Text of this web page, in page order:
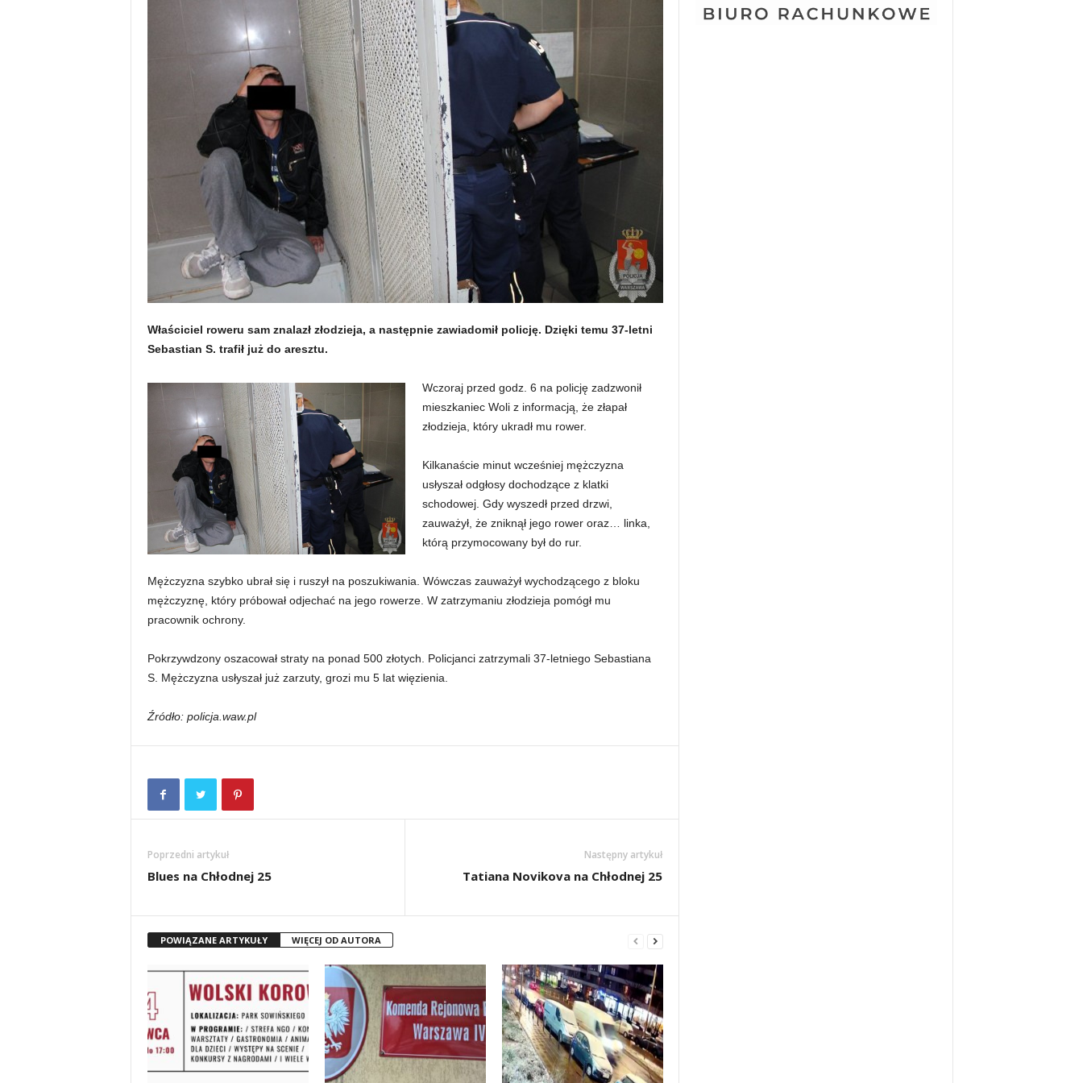
Właściciel roweru sam znalazł złodzieja, a następnie zawiadomił policję. Dzięki temu 37-letni
Sebastian S. trafił już do aresztu.
Wczoraj przed godz. 6 na policję zadzwonił
mieszkaniec Woli z informacją, że złapał
złodzieja, który ukradł mu rower.
Kilkanaście minut wcześniej mężczyzna
usłyszał odgłosy dochodzące z klatki
schodowej. Gdy wyszedł przed drzwi,
zauważył, że zniknął jego rower oraz… linka,
którą przymocowany był do rur.
Mężczyzna szybko ubrał się i ruszył na poszukiwania. Wówczas zauważył wychodzącego z bloku
mężczyznę, który próbował odjechać na jego rowerze. W zatrzymaniu złodzieja pomógł mu
pracownik ochrony.
Pokrzywdzony oszacował straty na ponad 500 złotych. Policjanci zatrzymali 37-letniego Sebastiana
S. Mężczyzna usłyszał już zarzuty, grozi mu 5 lat więzienia.
Źródło: policja.waw.pl
Poprzedni artykuł
Blues na Chłodnej 25
Następny artykuł
Tatiana Novikova na Chłodnej 25
POWIĄZANE ARTYKUŁY WIĘCEJ OD AUTORA